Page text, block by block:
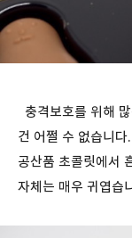
충격보호를 위해
건 어쩔 수 없습니
공산품 초콜릿에서
자체는 매우 귀엽습